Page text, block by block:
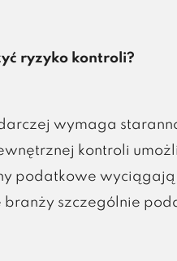
ryzyko kontroli?
wymaga
kontroli
podatkowe
szczególnie